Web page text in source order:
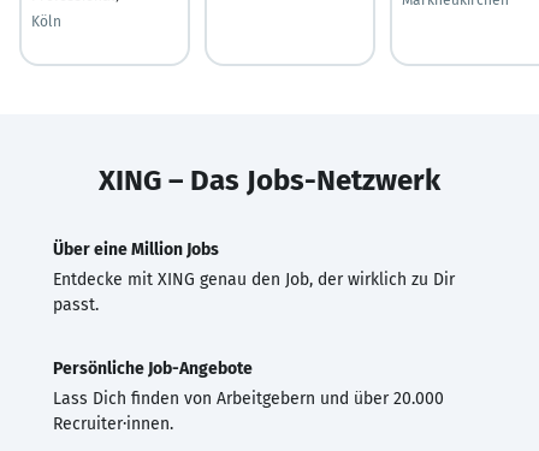
Köln
XING – Das Jobs-Netzwerk
Über eine Million Jobs
Entdecke mit XING genau den Job, der wirklich zu Dir
passt.
Persönliche Job-Angebote
Lass Dich finden von Arbeitgebern und über 20.000
Recruiter·innen.